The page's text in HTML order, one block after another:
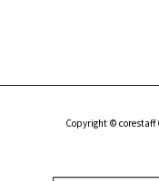
Copyright © corestaff